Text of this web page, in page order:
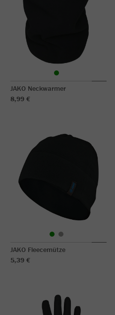
JAKO Neckwarmer
8,99 €
JAKO Fleecemütze
5,39 €